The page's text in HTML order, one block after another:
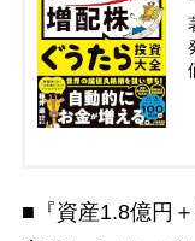
■『資産1.8億円